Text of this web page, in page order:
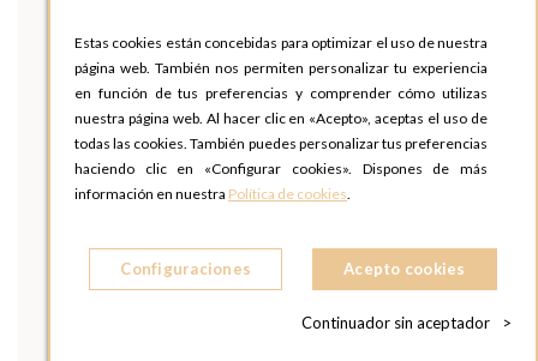
Estas cookies están concebidas para optimizar el uso de nuestra
página web. También nos permiten personalizar tu experiencia
en función de tus preferencias y comprender cómo utilizas
nuestra página web. Al hacer clic en «Acepto», aceptas el uso de
todas las cookies. También puedes personalizar tus preferencias
haciendo clic en «Configurar cookies». Dispones de más
información en nuestra Política de cookies.
Configuraciones Acepto cookies
Continuador sin aceptador >